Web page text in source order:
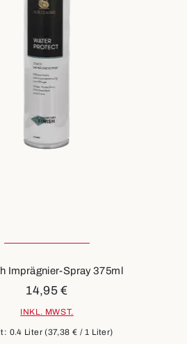
Imprägnier-Spray 375ml
0.4 Liter(37,38 € / 1 Liter)
14,95 €
INKL. MWST.